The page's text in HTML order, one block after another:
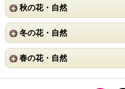
秋の花・自然
冬の花・自然
春の花・自然